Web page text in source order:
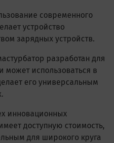
современного
устройство
зарядных устройств.
разработан для
может использоваться в
его универсальным
инновационных
доступную стоимость,
для широкого круга